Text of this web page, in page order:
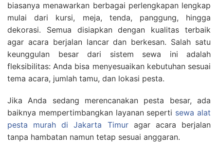
biasanya menawarkan berbagai perlengkapan lengkap
mulai dari kursi, meja, tenda, panggung, hingga
dekorasi. Semua disiapkan dengan kualitas terbaik
agar acara berjalan lancar dan berkesan. Salah satu
keunggulan besar dari sistem sewa ini adalah
fleksibilitas: Anda bisa menyesuaikan kebutuhan sesuai
tema acara, jumlah tamu, dan lokasi pesta.
Jika Anda sedang merencanakan pesta besar, ada
baiknya mempertimbangkan layanan seperti sewa alat
pesta murah di Jakarta Timuragar acara berjalan
tanpa hambatan namun tetap sesuai anggaran.